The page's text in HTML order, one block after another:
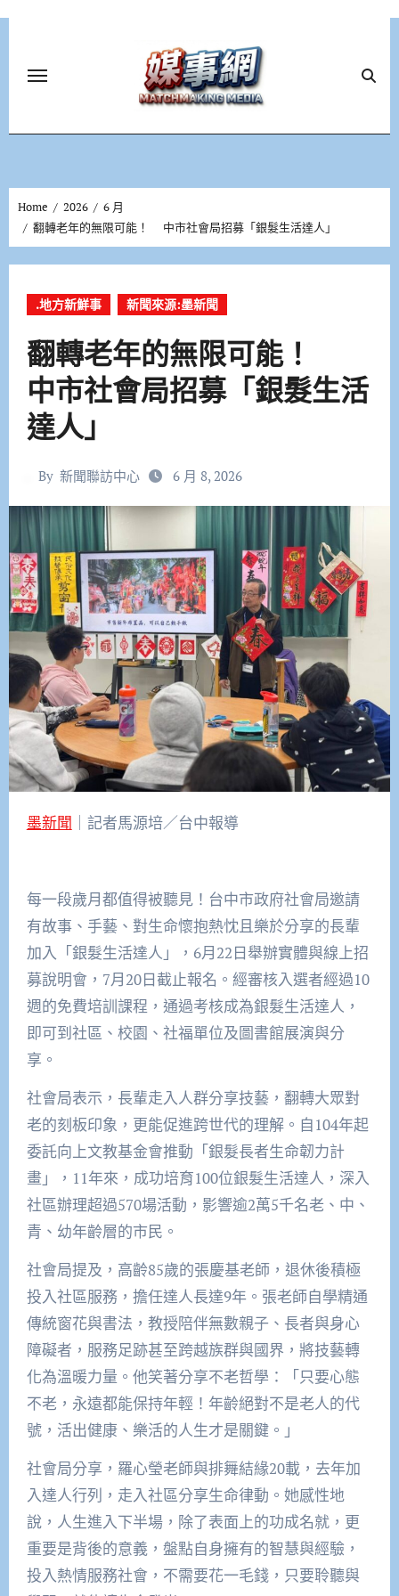
Home 2026
6 月
翻轉老年的無限可能！ 中市社會局招募「銀髮生活達人」
.地方新鮮事 新聞來源:墨新聞
翻轉老年的無限可能！
中市社會局招募「銀髮生活
達人」
By 新聞聯訪中心 6 月 8, 2026
墨新聞 ｜記者馬源培／台中報導
每一段歲月都值得被聽見！台中市政府社會局邀請
有故事、手藝、對生命懷抱熱忱且樂於分享的長輩
加入「銀髮生活達人」，6月22日舉辦實體與線上招
募說明會，7月20日截止報名。經審核入選者經過10
週的免費培訓課程，通過考核成為銀髮生活達人，
即可到社區、校園、社福單位及圖書館展演與分
享。
社會局表示，長輩走入人群分享技藝，翻轉大眾對
老的刻板印象，更能促進跨世代的理解。自104年起
委託向上文教基金會推動「銀髮長者生命韌力計
畫」，11年來，成功培育100位銀髮生活達人，深入
社區辦理超過570場活動，影響逾2萬5千名老、中、
青、幼年齡層的市民。
社會局提及，高齡85歲的張慶基老師，退休後積極
投入社區服務，擔任達人長達9年。張老師自學精通
傳統窗花與書法，教授陪伴無數親子、長者與身心
障礙者，服務足跡甚至跨越族群與國界，將技藝轉
化為溫暖力量。他笑著分享不老哲學：「只要心態
不老，永遠都能保持年輕！年齡絕對不是老人的代
號，活出健康、樂活的人生才是關鍵。」
社會局分享，羅心瑩老師與排舞結緣20載，去年加
入達人行列，走入社區分享生命律動。她感性地
說，人生進入下半場，除了表面上的功成名就，更
重要是背後的意義，盤點自身擁有的智慧與經驗，
投入熱情服務社會，不需要花一毛錢，只要聆聽與